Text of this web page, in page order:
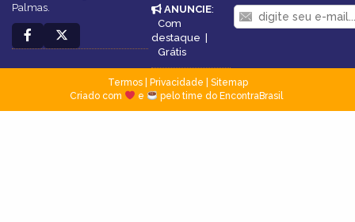
Palmas.
ANUNCIE:
Com
destaque |
Grátis
Termos| Privacidade
Sitemap
Criado com
e pelo time do EncontraBrasil